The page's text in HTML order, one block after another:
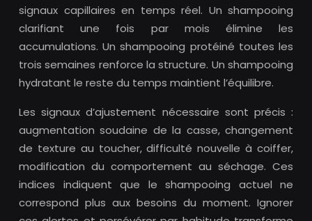
signaux capillaires en temps réel. Un shampooing
clarifiant une fois par mois élimine les
accumulations. Un shampooing protéiné toutes les
trois semaines renforce la structure. Un shampooing
hydratant le reste du temps maintient l’équilibre.
Les signaux d’ajustement nécessaire sont précis :
augmentation soudaine de la casse, changement
de texture au toucher, difficulté nouvelle à coiffer,
modification du comportement au séchage. Ces
indices indiquent que le shampooing actuel ne
correspond plus aux besoins du moment. Ignorer